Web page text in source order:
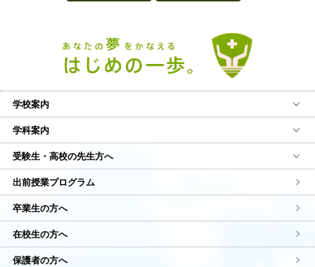
学校案内
学科案内
受験生・高校の先生方へ
出前授業プログラム
卒業生の方へ
在校生の方へ
保護者の方へ